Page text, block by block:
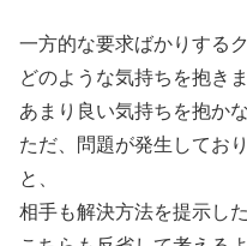
一方的な要求ばかりする
どのような気持ちを抱き
あまり良い気持ちを抱か
ただ、問題が発生してお
と、
相手も解決方法を提示し